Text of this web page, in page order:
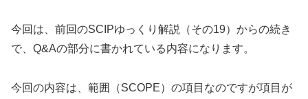
今回は、前回のSCIPゆっくり解説（その19）からの続き
で、Q&Aの部分に書かれている内容になります。
今回の内容は、範囲（SCOPE）の項目なのですが項目が